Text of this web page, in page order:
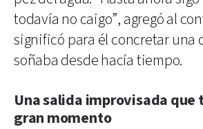
todavía no caigo”, agregó al
significó para él concretar una
soñaba desde hacía tiempo.
Una salida improvisada que
gran momento